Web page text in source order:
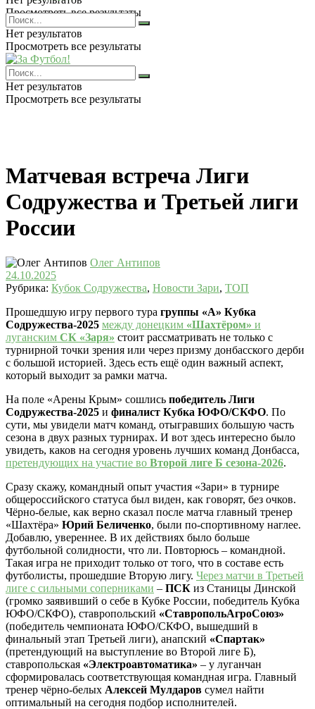
Просмотреть все результаты
Нет результатов
Просмотреть все результаты
Нет результатов
Просмотреть все результаты
Матчевая встреча Лиги
Содружества и Третьей лиги
России
Олег Антипов
24.10.2025
Рубрика: Кубок Содружества, Новости Зари, ТОП
Прошедшую игру первого тура группы «А» Кубка
Содружества-2025 между донецким «Шахтёром» и
луганским СК «Заря» стоит рассматривать не только с
турнирной точки зрения или через призму донбасского дерби
с большой историей. Здесь есть ещё один важный аспект,
который выходит за рамки матча.
На поле «Арены Крым» сошлись победитель Лиги
Содружества-2025 и финалист Кубка ЮФО/СКФО. По
сути, мы увидели матч команд, отыгравших большую часть
сезона в двух разных турнирах. И вот здесь интересно было
увидеть, каков на сегодня уровень лучших команд Донбасса,
претендующих на участие во Второй лиге Б сезона-2026.
Сразу скажу, командный опыт участия «Зари» в турнире
общероссийского статуса был виден, как говорят, без очков.
Чёрно-белые, как верно сказал после матча главный тренер
«Шахтёра» Юрий Беличенко, были по-спортивному наглее.
Добавлю, увереннее. В их действиях было больше
футбольной солидности, что ли. Повторюсь – командной.
Такая игра не приходит только от того, что в составе есть
футболисты, прошедшие Вторую лигу. Через матчи в Третьей
лиге с сильными соперниками – ПСК из Станицы Динской
(громко заявивший о себе в Кубке России, победитель Кубка
ЮФО/СКФО), ставропольский «СтавропольАгроСоюз»
(победитель чемпионата ЮФО/СКФО, вышедший в
финальный этап Третьей лиги), анапский «Спартак»
(претендующий на выступление во Второй лиге Б),
ставропольская «Электроавтоматика» – у луганчан
сформировалась соответствующая командная игра. Главный
тренер чёрно-белых Алексей Мулдаров сумел найти
оптимальный на сегодня подбор исполнителей.